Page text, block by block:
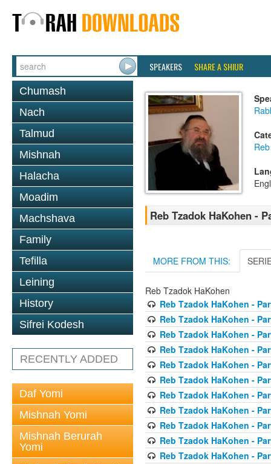
SPEAKERS SHARE A SHIUR
Chumash
Nach
Talmud
Mishnah
Halacha
Moadim
Machshava
Family
Tefilla
Leining
History
Sifrei Kodesh
RECENTLY ADDED
Daf Yomi
Mishnah Yomi
Mishnah Berurah
Yomi
Reb Tzadok HaKohen -
MORE FROM THIS:
Reb Tzadok HaKohen
Reb Tzadok HaKohen -
Reb Tzadok HaKohen -
Reb Tzadok HaKohen -
Reb Tzadok HaKohen -
Reb Tzadok HaKohen -
Reb Tzadok HaKohen -
Reb Tzadok HaKohen -
Reb Tzadok HaKohen -
Reb Tzadok HaKohen -
Reb Tzadok HaKohen -
Reb Tzadok HaKohen -